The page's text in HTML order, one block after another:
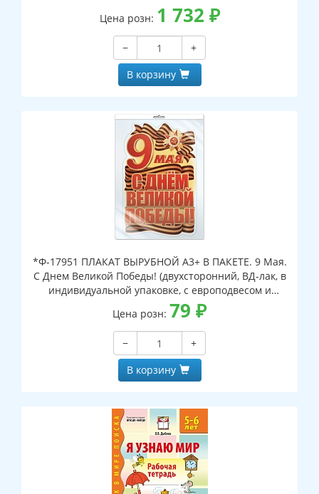
Цена розн: 1 732 ₽
−
+
В корзину
*Ф-17951 ПЛАКАТ ВЫРУБНОЙ А3+ В ПАКЕТЕ. 9 Мая.
С Днем Великой Победы! (двухсторонний, ВД-лак, в
индивидуальной упаковке, с европодвесом и
клеевым клапаном)
Цена розн: 79 ₽
−
+
В корзину